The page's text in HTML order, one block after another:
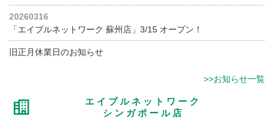
20260316
「エイブルネットワーク 蘇州店」3/15 オープン！
旧正月休業日のお知らせ
>>お知らせ一覧
エイブルネットワーク
シンガポール店